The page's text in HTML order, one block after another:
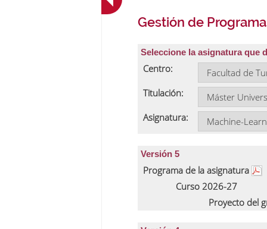
Gestión de
Seleccione la asignatura que
Centro:
Titulación:
Asignatura:
Versión 5
Programa de la asignatura
Curso 2026-27
Proyecto del